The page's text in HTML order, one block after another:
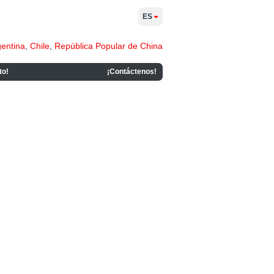
Chile República Popular de China
¡Contáctenos!
ES